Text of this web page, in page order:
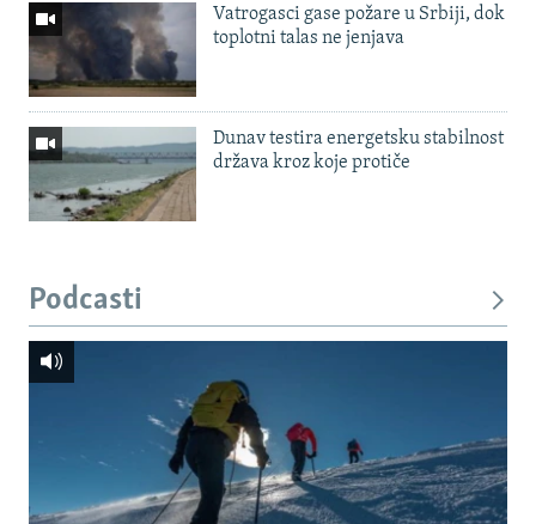
Vatrogasci gase požare u Srbiji, dok
toplotni talas ne jenjava
Dunav testira energetsku stabilnost
država kroz koje protiče
Podcasti